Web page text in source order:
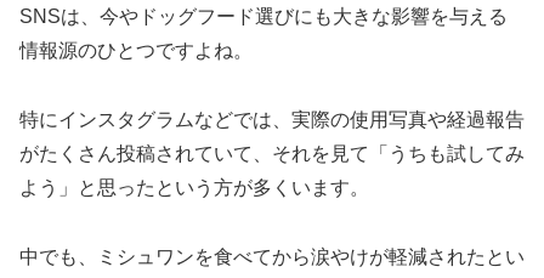
SNSは、今やドッグフード選びにも大きな影響を与える
情報源のひとつですよね。
特にインスタグラムなどでは、実際の使用写真や経過報告
がたくさん投稿されていて、それを見て「うちも試してみ
よう」と思ったという方が多くいます。
中でも、ミシュワンを食べてから涙やけが軽減されたとい